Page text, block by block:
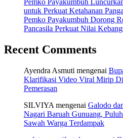
Pemko Payakumbuh
untuk Perkuat Ketahanan
Pemko Payakumbuh Dorong
Pancasila Perkuat Nilai
Recent Comments
Ayendra Asmuti mengenai
Klarifikasi Video Viral Mirip
Pemerasan
SILVIYA mengenai Galodo
Nagari Baruah Gunuang,
Sawah Warga Terdampak